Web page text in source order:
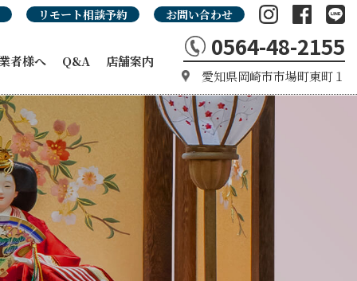
リモート相談予約 お問い合わせ
者様へ
強み
タログ
ログ
カタログ
Q&A 店舗案内
0564-48-2155
愛知県岡崎市市場町東町１